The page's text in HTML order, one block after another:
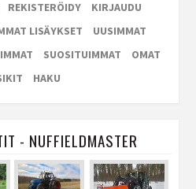
REKISTERÖIDY
KIRJAUDU
LISÄYKSET
UUSIMMAT
SUOSITUIMMAT
OMAT
HAKU
- NUFFIELDMASTER